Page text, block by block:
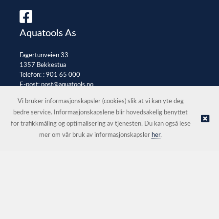
Aquatools As
Fagertunveien 33
1357 Bekkestua
Telefon: : 901 65 000
E-post:post@aquatools.no
© Aquatools As |Nettbutikk levert av Kréatif
Vi bruker informasjonskapsler (cookies) slik at vi kan yte deg
bedre service. Informasjonskapslene blir hovedsakelig benyttet
for trafikkmåling og optimalisering av tjenesten. Du kan også lese
mer om vår bruk av informasjonskapsler her.